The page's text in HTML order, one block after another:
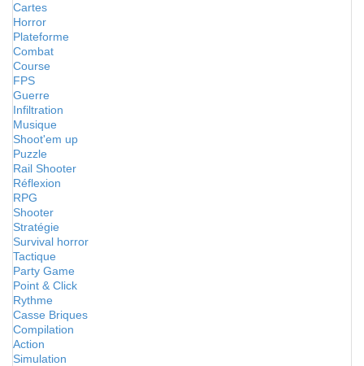
Cartes
Horror
Plateforme
Combat
Course
FPS
Guerre
Infiltration
Musique
Shoot'em up
Puzzle
Rail Shooter
Réflexion
RPG
Shooter
Stratégie
Survival horror
Tactique
Party Game
Point & Click
Rythme
Casse Briques
Compilation
Action
Simulation